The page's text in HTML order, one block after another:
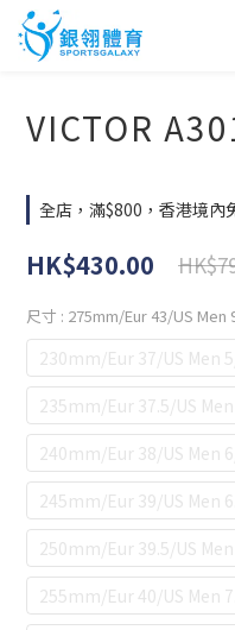
VICTOR
全店，滿$800，香港境內
HK$430.00
尺寸 : 275mm/Eur 43/US Men
230mm/Eur 37/US Men
235mm/Eur 37.5/US
240mm/Eur 38/US Men
245mm/Eur 39/US Men
250mm/Eur 39.5/US
255mm/Eur 40/US Men